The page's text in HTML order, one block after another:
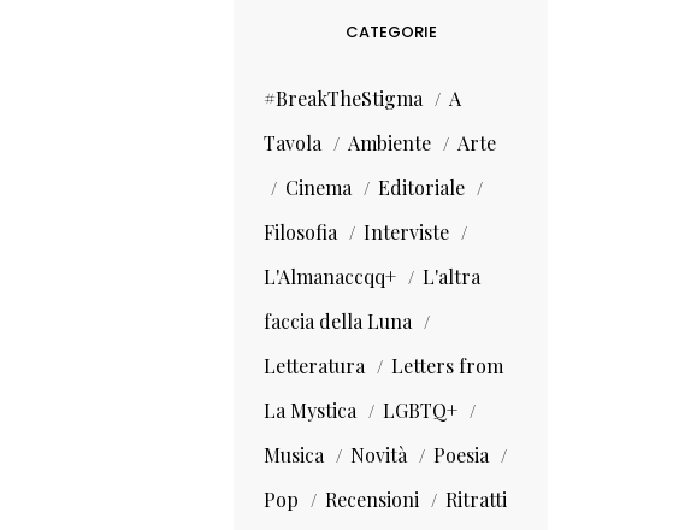
CATEGORIE
#BreakTheStigma
A
Tavola
Ambiente
Arte
Cinema
Editoriale
Filosofia
Interviste
L'Almanaccqq+
L'altra
faccia della Luna
Letteratura
Letters from
La Mystica
LGBTQ+
Musica
Novità
Poesia
Pop
Recensioni
Ritratti